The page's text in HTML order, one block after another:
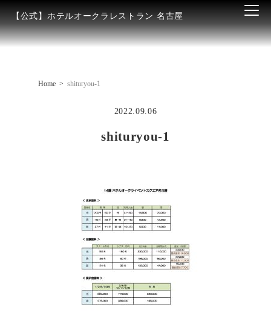
【公式】ホテルオークラレストラン 名古屋
Home shituryou-1
2022.09.06
shituryou-1